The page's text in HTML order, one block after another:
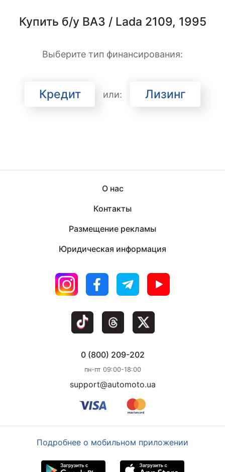
Купить б/у ВАЗ / Lada 2109, 1995
Выберите тип финансирования:
Кредит или: Лизинг
О нас
Контакты
Размещение рекламы
Юридическая информация
0 (800) 209-202
пн-пт 09:00-18:00
support@automoto.ua
Подробнее о мобильном приложении